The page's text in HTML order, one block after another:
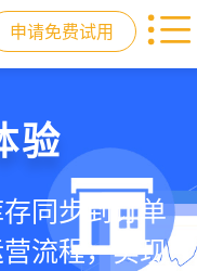
申请免费试用
店易
增长+小程序
管店及业绩
验
同步到订单
流程，实现
长
到优惠券互
会员复购，
界
流到线下售
拓展生意边